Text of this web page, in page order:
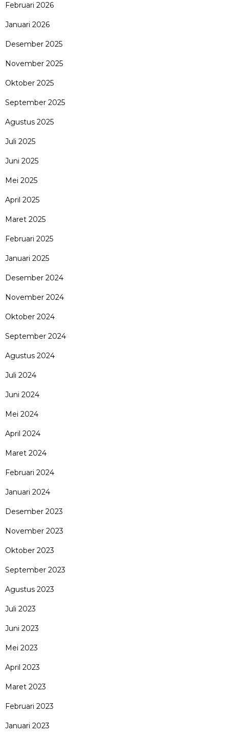
Februari 2026
Januari 2026
Desember 2025
November 2025
Oktober 2025
September 2025
Agustus 2025
Juli 2025
Juni 2025
Mei 2025
April 2025
Maret 2025
Februari 2025
Januari 2025
Desember 2024
November 2024
Oktober 2024
September 2024
Agustus 2024
Juli 2024
Juni 2024
Mei 2024
April 2024
Maret 2024
Februari 2024
Januari 2024
Desember 2023
November 2023
Oktober 2023
September 2023
Agustus 2023
Juli 2023
Juni 2023
Mei 2023
April 2023
Maret 2023
Februari 2023
Januari 2023